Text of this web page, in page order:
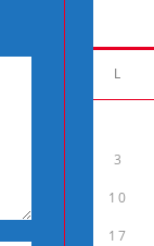
L
3
10
17